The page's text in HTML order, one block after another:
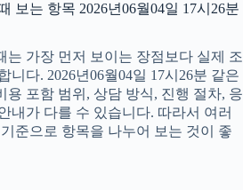
보는 항목 2026년06월04일 17시26분
는 가장 먼저 보이는 장점보다 실제 조
니다. 2026년06월04일 17시26분 같은
용 포함 범위, 상담 방식, 진행 절차, 응
내가 다를 수 있습니다. 따라서 여러
준으로 항목을 나누어 보는 것이 좋